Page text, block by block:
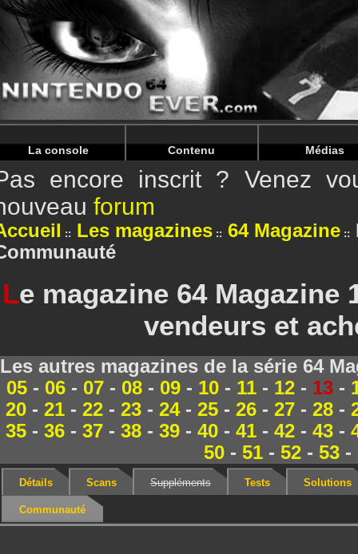
Warning: Undefined array key "HTTP_REFERER" in /
Warning: Undefined array key "HTTP_REFERER" in /
La console Contenu Médias
encore inscrit ? Venez
forum
Les magazines 64 Magazine
Le magazine 64 Magazine
vendeurs et
Les autres magazines de la série 64
05- 06- 07- 08- 09- 10- 11- 12- 13-
20 - 21 - 22 - 23 - 24- 25 - 26 - 27 - 28 -
35 - 36 - 37 - 38 - 39 - 40 - 41 - 42 - 43 -
50- 51- 52- 53-
Détails Scans Suppléments Tests Solutions
Communauté